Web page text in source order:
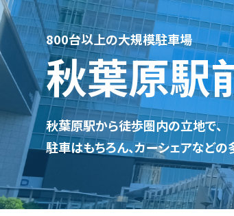
800台以上の大規模駐車場
秋葉原駅
秋葉原駅から徒歩圏内の立地で、
駐車はもちろん、カーシェアなどの